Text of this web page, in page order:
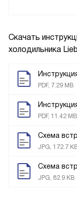
Скачать
холодильника
PDF, 7.29 MB
PDF, 11.42 MB
Схема
JPG, 172.7
Схема
JPG, 82.9 KB